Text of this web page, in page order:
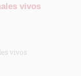
vivos
vivos